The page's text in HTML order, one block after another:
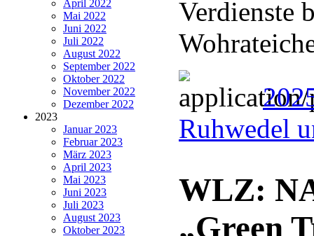
April 2022
Mai 2022
Juni 2022
Juli 2022
August 2022
September 2022
Oktober 2022
November 2022
Dezember 2022
2023
Januar 2023
Februar 2023
März 2023
April 2023
Mai 2023
Juni 2023
Juli 2023
August 2023
Oktober 2023
Verdienste
Ruhwedel
WLZ:
„Green